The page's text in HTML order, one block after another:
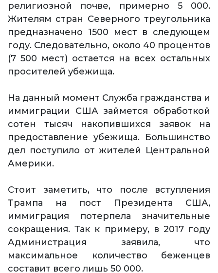
религиозной почве, примерно 5 000.
Жителям стран Северного треугольника
предназначено 1500 мест в следующем
году. Следовательно, около 40 процентов
(7 500 мест) остается на всех остальных
просителей убежища.
На данный момент Служба гражданства и
иммиграции США займется обработкой
сотен тысяч накопившихся заявок на
предоставление убежища. Большинство
дел поступило от жителей Центральной
Америки.
Стоит заметить, что после вступления
Трампа на пост Президента США,
иммиграция потерпела значительные
сокращения. Так к примеру, в 2017 году
Администрация заявила, что
максимальное количество беженцев
составит всего лишь 50 000.